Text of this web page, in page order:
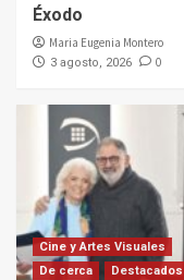
Éxodo
Maria Eugenia Montero
3 agosto, 2026 0
Cine y Artes Visuales
De cerca
Destacados